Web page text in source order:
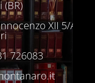
(BR)
XII 5/A –
726083